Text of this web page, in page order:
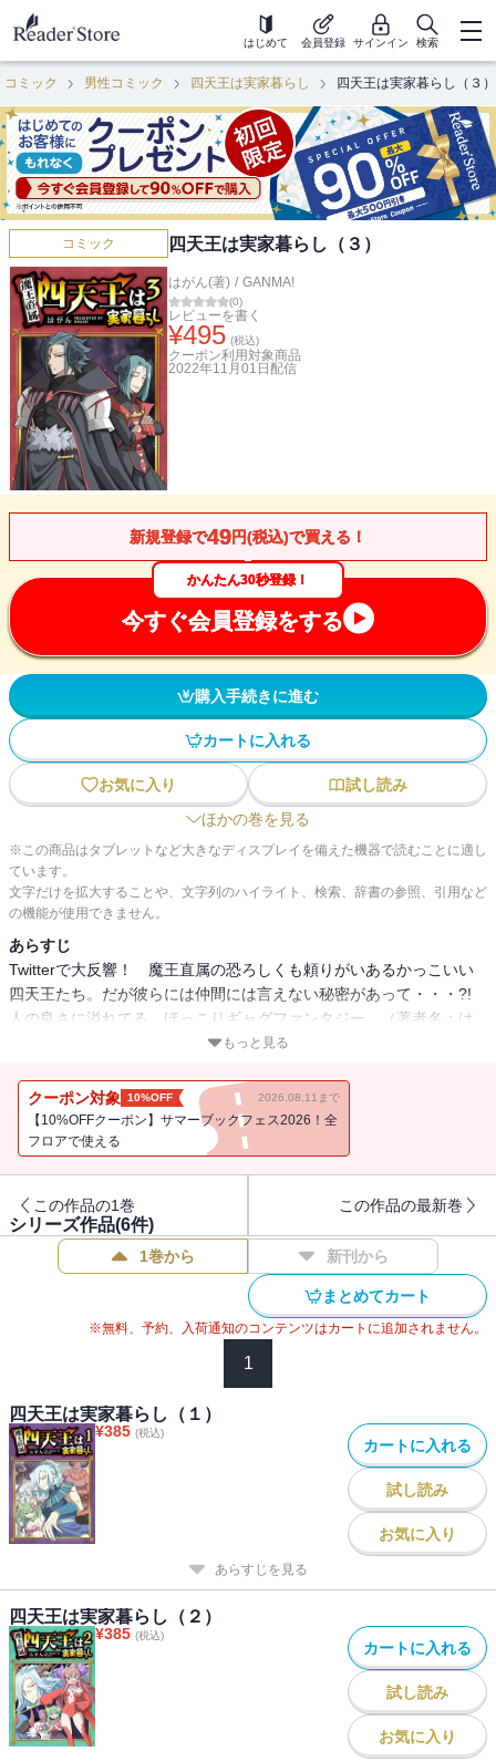
はじめて 会員登録 サインイン 検索
コミック 男性コミック 四天王は実家暮らし 四天王は実家暮らし（３）
コミック 四天王は実家暮らし（３）
はがん(著) / GANMA!
(0)
レビューを書く
¥495 (税込)
クーポン利用対象商品
2022年11月01日 配信
新規登録で49円(税込)で買える！
かんたん30秒登録！
今すぐ会員登録をする
購入手続きに進む
カートに入れる
お気に入り
試し読み
ほかの巻を見る
※この商品はタブレットなど大きなディスプレイを備えた機器で読むことに適し
ています。
文字だけを拡大することや、文字列のハイライト、検索、辞書の参照、引用など
の機能が使用できません。
あらすじ
Twitterで大反響！ 魔王直属の恐ろしくも頼りがいあるかっこいい
四天王たち。だが彼らには仲間には言えない秘密があって・・・?!
人の良さに溢れてる、ほっこりギャグファンタジー。（著者名：は
がん/初出：GANMA!24～39話掲載分）
もっと見る
クーポン対象 10%OFF 2026.08.11まで
【10%OFFクーポン】サマーブックフェス2026！全
フロアで使える
この作品の1巻 この作品の最新巻
シリーズ作品(6件)
1巻から 新刊から
まとめてカート
※無料、予約、入荷通知のコンテンツはカートに追加されません。
1
四天王は実家暮らし（１）
¥385 (税込)
カートに入れる
試し読み
お気に入り
あらすじを見る
四天王は実家暮らし（２）
¥385 (税込)
カートに入れる
試し読み
お気に入り